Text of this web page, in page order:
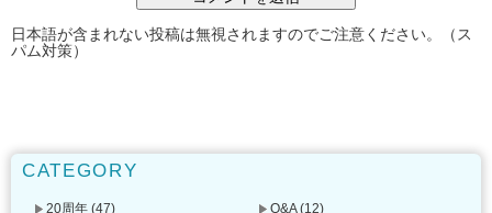
日本語が含まれない投稿は無視されますのでご注意ください。（ス
パム対策）
CATEGORY
20周年 (47) Q&A(12)